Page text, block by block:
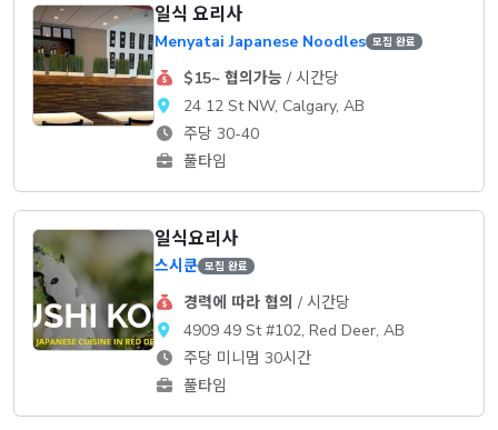
일식 요리사
Menyatai Japanese Noodles 모집 완료
$15~ 협의가능 / 시간당
24 12 St NW, Calgary, AB
주당 30-40
풀타임
일식요리사
스시쿤 모집 완료
경력에 따라 협의 / 시간당
4909 49 St #102, Red Deer, AB
주당 미니멈 30시간
풀타임